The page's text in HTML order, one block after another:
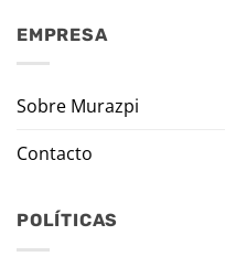
EMPRESA
Sobre Murazpi
Contacto
POLÍTICAS